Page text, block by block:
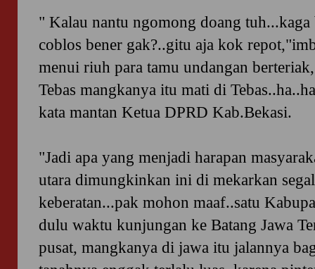
" Kalau nantu ngomong doang
coblos bener gak?..gitu aja kok
menui riuh para tamu undangan
Tebas mangkanya itu mati di
kata mantan Ketua DPRD Kab.Bekasi.
"Jadi apa yang menjadi harapan
utara dimungkinkan ini di mekarkan
keberatan...pak mohon maaf..satu
dulu waktu kunjungan ke Batang Jawa
pusat, mangkanya di jawa itu jalannya